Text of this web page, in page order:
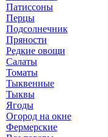
Патиссоны
Перцы
Подсолнечник
Пряности
Редкие овощи
Салаты
Томаты
Тыквенные
Тыквы
Ягоды
Огород на окне
Фермерские